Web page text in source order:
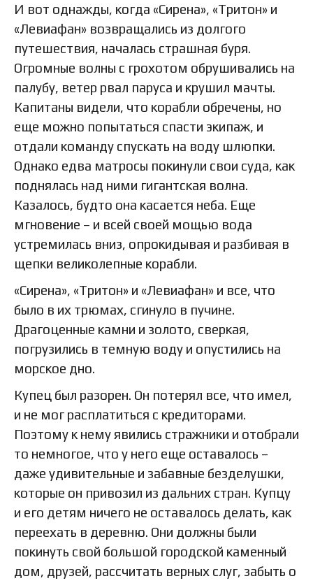
И вот однажды, когда «Сирена», «Тритон» и
«Левиафан» возвращались из долгого
путешествия, началась страшная буря.
Огромные волны с грохотом обрушивались на
палубу, ветер рвал паруса и крушил мачты.
Капитаны видели, что корабли обречены, но
еще можно попытаться спасти экипаж, и
отдали команду спускать на воду шлюпки.
Однако едва матросы покинули свои суда, как
поднялась над ними гигантская волна.
Казалось, будто она касается неба. Еще
мгновение – и всей своей мощью вода
устремилась вниз, опрокидывая и разбивая в
щепки великолепные корабли.
«Сирена», «Тритон» и «Левиафан» и все, что
было в их трюмах, сгинуло в пучине.
Драгоценные камни и золото, сверкая,
погрузились в темную воду и опустились на
морское дно.
Купец был разорен. Он потерял все, что имел,
и не мог расплатиться с кредиторами.
Поэтому к нему явились стражники и отобрали
то немногое, что у него еще оставалось –
даже удивительные и забавные безделушки,
которые он привозил из дальних стран. Купцу
и его детям ничего не оставалось делать, как
переехать в деревню. Они должны были
покинуть свой большой городской каменный
дом, друзей, рассчитать верных слуг, забыть о